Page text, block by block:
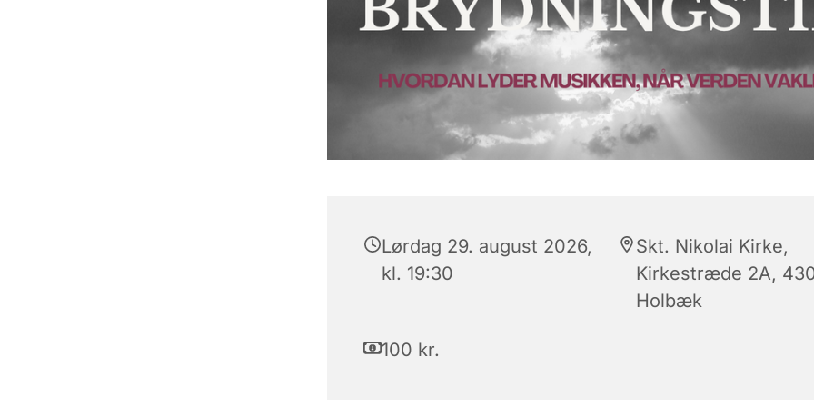
Lørdag 29. august 2026,
kl. 19:30
Skt. Nikolai Kirke,
Kirkestræde 2A,
Holbæk
100 kr.